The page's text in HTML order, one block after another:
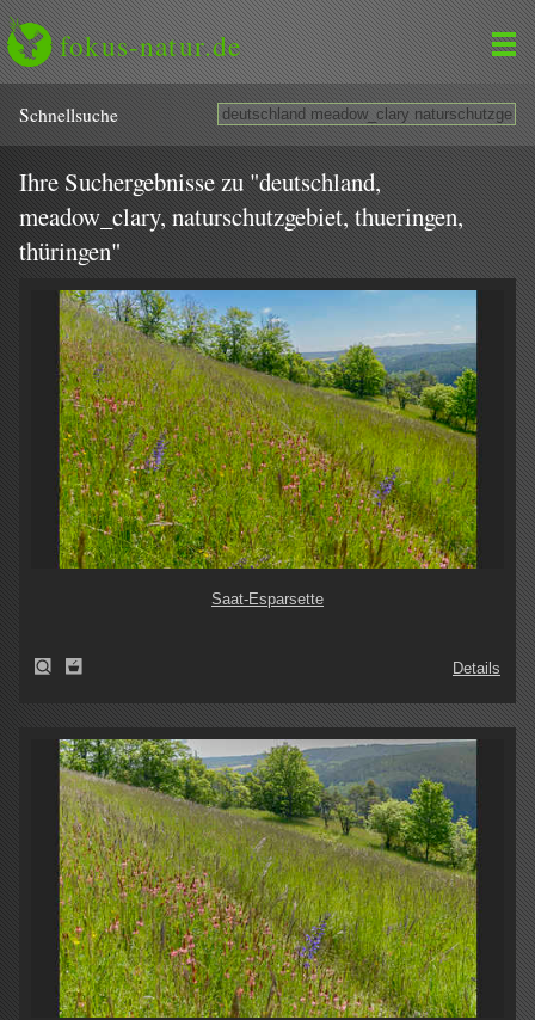
fokus-natur.de
Schnell­suche
Ihre Suchergebnisse zu "deutschland,
meadow_clary, naturschutzgebiet, thueringen,
thüringen"
Saat-Esparsette
Details